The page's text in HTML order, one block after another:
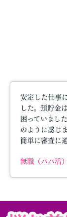
安定した仕事
した。預貯金
困っていまし
のように感じ
簡単に審査に
無職（パパ